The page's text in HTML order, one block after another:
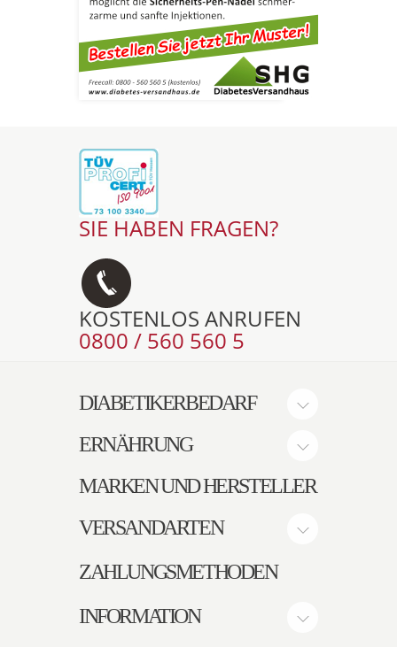
SIE HABEN FRAGEN?
KOSTENLOS ANRUFEN
0800 / 560 560 5
DIABETIKERBEDARF
ERNÄHRUNG
MARKEN UND HERSTELLER
VERSANDARTEN
ZAHLUNGSMETHODEN
INFORMATION